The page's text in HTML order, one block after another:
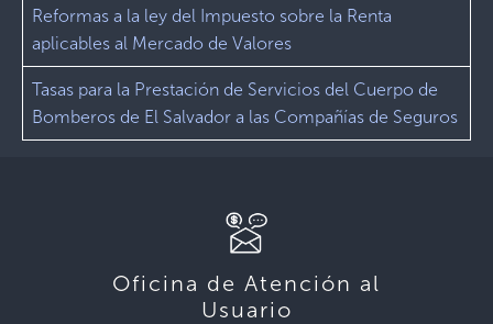
Reformas a la ley del Impuesto sobre la Renta
aplicables al Mercado de Valores
Tasas para la Prestación de Servicios del Cuerpo de
Bomberos de El Salvador a las Compañías de Seguros
Oficina de Atención al
Usuario